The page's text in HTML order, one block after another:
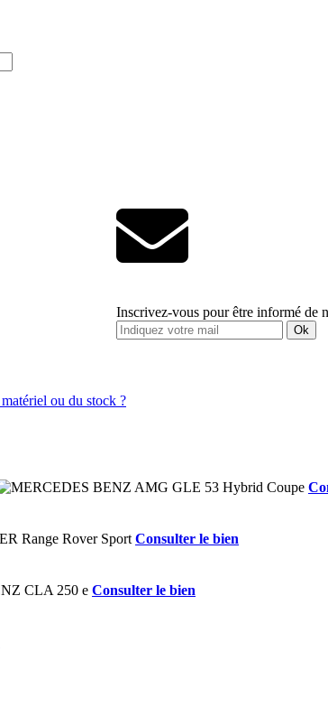
Inscrivez-vous pour être informé de
Ok
Consulter le bien
Consulter le bien